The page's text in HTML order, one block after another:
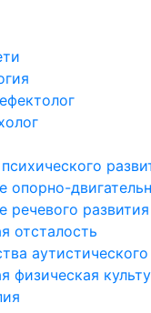
опорно-
речевого развития
отсталость
физическая